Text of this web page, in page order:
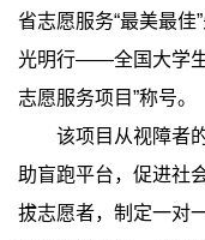
省志愿服务“最美最佳
光明行——全国大学生
志愿服务项目”称号。
该项目从视障者
助盲跑平台，促进社
拔志愿者，制定一对